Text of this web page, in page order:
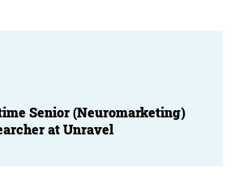
Senior (Neuromarketing)
at Unravel